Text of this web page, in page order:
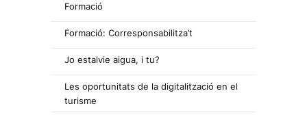
Formació
Formació: Corresponsabilitza’t
Jo estalvie aigua, i tu?
Les oportunitats de la digitalització en el
turisme